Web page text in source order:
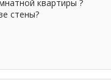
квартиры ?
стены?